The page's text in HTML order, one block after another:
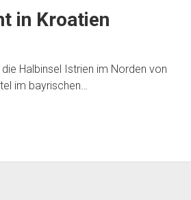
in Kroatien
Halbinsel Istrien im Norden von
im bayrischen…